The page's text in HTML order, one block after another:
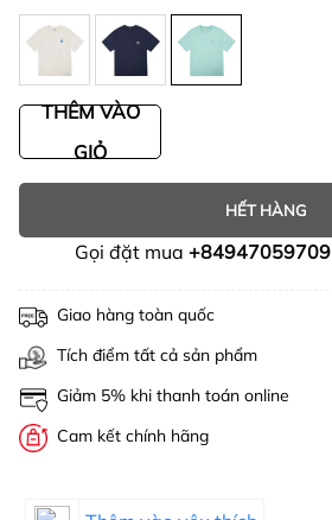
THÊM VÀO
GIỎ
HẾT HÀNG
Gọi đặt mua +84947059709
Giao hàng toàn quốc
Tích điểm tất cả sản phẩm
Giảm 5% khi thanh toán online
Cam kết chính hãng